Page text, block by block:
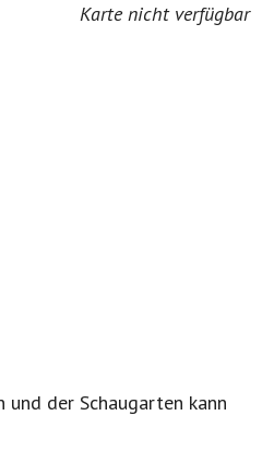
Karte nicht verfügbar
der Schaugarten kann